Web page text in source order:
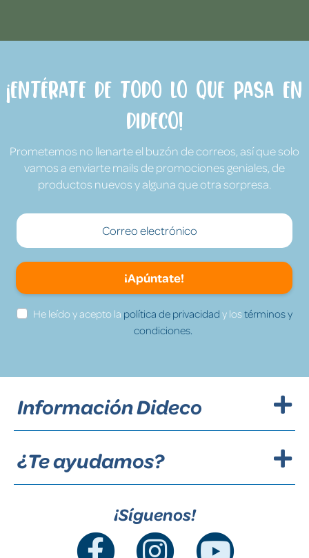
¡Entérate de todo lo que pasa en
Dideco!
Prometemos no llenarte el buzón de correos, así que solo
vamos a enviarte mails de promociones geniales, de
productos nuevos y alguna que otra sorpresa.
¡Apúntate!
He leído y acepto la política de privacidad y lostérminos y
condiciones.
Información Dideco
¿Te ayudamos?
¡Síguenos!